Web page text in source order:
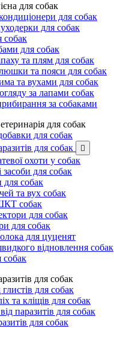
для собак
для собак
для собак
собак
для собак
та плям для собак
та пояси для собак
та вухами для собак
за лапами собак
за собаками
для собак
для собак
для собак

охоти у собак
засоби для собак
для собак
та вух собак
собак
для собак
для собак
для цуценят
відновлення собак
для собак
для собак
та кліщів для собак
паразитів для собак
для собак